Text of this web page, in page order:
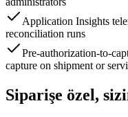
Application Insights
reconciliation runs
Pre-authorization-to-
capture on shipment or
Siparişe özel,